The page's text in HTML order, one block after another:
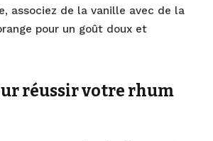
associez de la vanille avec de la
pour un goût doux et
réussir votre rhum